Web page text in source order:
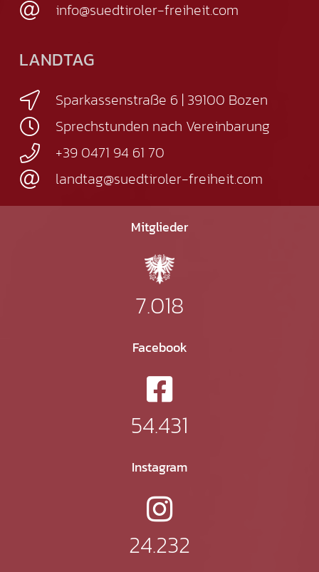
info@suedtiroler-freiheit.com
LANDTAG
Sparkassenstraße 6 | 39100 Bozen
Sprechstunden nach Vereinbarung
+39 0471 94 61 70
landtag@suedtiroler-freiheit.com
Mitglieder
7.018
Facebook
54.431
Instagram
24.232